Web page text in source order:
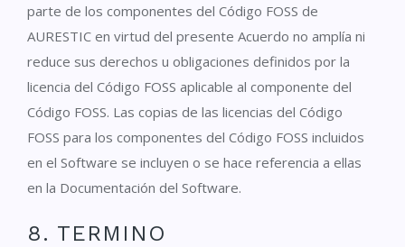
parte de los componentes del Código FOSS de
AURESTIC en virtud del presente Acuerdo no amplía ni
reduce sus derechos u obligaciones definidos por la
licencia del Código FOSS aplicable al componente del
Código FOSS. Las copias de las licencias del Código
FOSS para los componentes del Código FOSS incluidos
en el Software se incluyen o se hace referencia a ellas
en la Documentación del Software.
8. TERMINO